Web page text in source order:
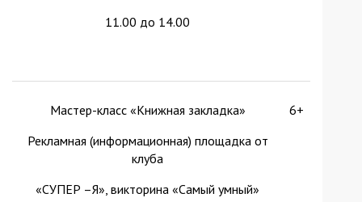
11.00 до 14.00
Мастер-класс «Книжная закладка»
Рекламная (информационная) площадка от
клуба
«СУПЕР –Я», викторина «Самый умный»
6+